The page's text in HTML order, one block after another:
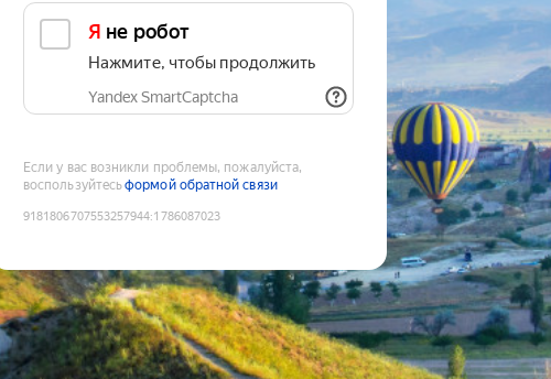
Я не робот
Нажмите, чтобы продолжить
Yandex SmartCaptcha
Если у вас возникли проблемы, пожалуйста,
воспользуйтесьформой обратной связи
9181806707553257944:1786087023